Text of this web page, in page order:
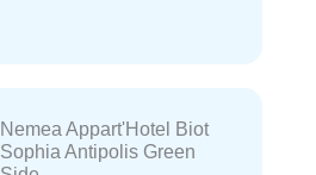
Nemea Appart'Hotel Biot
Sophia Antipolis Green